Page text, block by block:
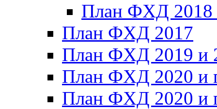
План ФХД
План ФХД 2017
План ФХД 2019 и
План ФХД 2020 и
План ФХД 2020 и